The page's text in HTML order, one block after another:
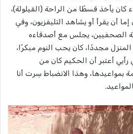
كان يأخذ قسطًا من الراحة (القيلولة)،
أن يقرأ أو يشاهد التليفزيون، وفي
الصحفيين، يجلس مع أصدقاءه
مجددًا، كان يحب النوم مبكرًا،
رأيي أعتبر أن الحكيم كان من
بمواعيدها، وهذا الانضباط سِرت أنا